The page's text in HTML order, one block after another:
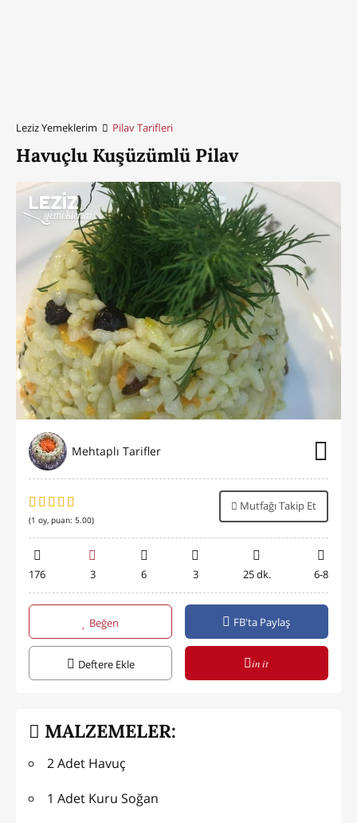
Leziz Yemeklerim Pilav Tarifleri
Havuçlu Kuşüzümlü Pilav
Mehtaplı Tarifler
(1 oy, puan: 5.00)
Mutfağı Takip Et
176 3 6 3 25 dk. 6-8
Beğen FB'ta Paylaş
Deftere Ekle in it
MALZEMELER:
2 Adet Havuç
1 Adet Kuru Soğan